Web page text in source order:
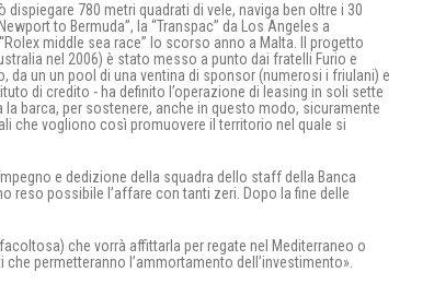
dispiegare 780 metri quadrati di vele, naviga ben oltre i 30
to Bermuda”, la “Transpac” da Los Angeles a
middle sea race” lo scorso anno a Malta. Il progetto
nel 2006) è stato messo a punto dai fratelli Furio e
da un un pool di una ventina di sponsor (numerosi i friulani) e
di credito - ha definito l’operazione di leasing in soli sette
barca, per sostenere, anche in questo modo, sicuramente
che vogliono così promuovere il territorio nel quale si
e dedizione della squadra dello staff della Banca
reso possibile l’affare con tanti zeri. Dopo la fine delle
che vorrà affittarla per regate nel Mediterraneo o
permetteranno l’ammortamento dell’investimento».